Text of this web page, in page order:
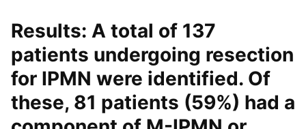
Results: A total of 137
patients undergoing resection
for IPMN were identified. Of
these, 81 patients (59%) had a